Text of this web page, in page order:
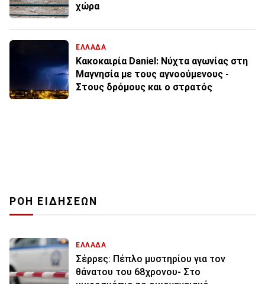
χώρα
ΕΛΛΑΔΑ
Κακοκαιρία Daniel: Νύχτα αγωνίας στη
Μαγνησία με τους αγνοούμενους -
Στους δρόμους και ο στρατός
ΡΟΗ ΕΙΔΗΣΕΩΝ
ΕΛΛΑΔΑ
Σέρρες: Πέπλο μυστηρίου για τον
θάνατου του 68χρονου- Στο